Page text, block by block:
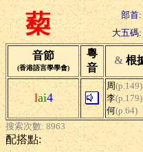
蔾 部首:
大五碼:
音節
(香港語言學學會)
粵
音
& 根
lai4
周(p.149)
李(p.179)
何(p.64)
搜索次數: 8963
配搭點: